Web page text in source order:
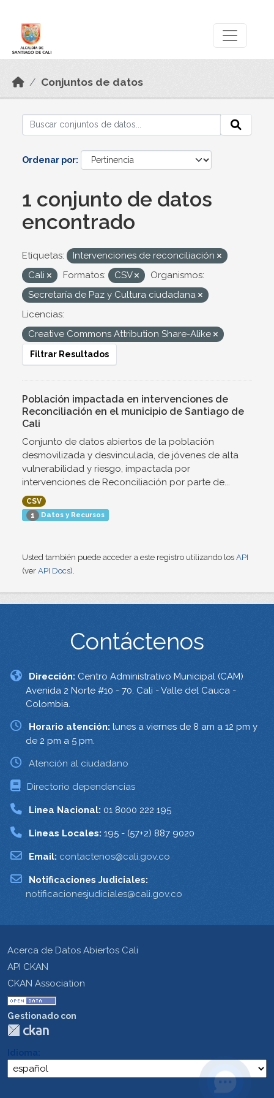
Conjuntos de datos
Ordenar por
1 conjunto de datos
encontrado
Etiquetas:
Intervenciones de reconciliación
Cali
Formatos: CSV
Organismos:
Secretaría de Paz y Cultura ciudadana
Licencias:
Creative Commons Attribution Share-Alike
Filtrar Resultados
Población impactada en intervenciones de
Reconciliación en el municipio de Santiago de
Cali
Conjunto de datos abiertos de la población
desmovilizada y desvinculada, de jóvenes de alta
vulnerabilidad y riesgo, impactada por
intervenciones de Reconciliación por parte de...
CSV
1 Datos y Recursos
Usted también puede acceder a este registro utilizando los API
(ver API Docs).
Contáctenos
Dirección: Centro Administrativo Municipal (CAM)
Avenida 2 Norte #10 - 70. Cali - Valle del Cauca -
Colombia.
Horario atención: lunes a viernes de 8 am a 12 pm y
de 2 pm a 5 pm.
Atención al ciudadano
Directorio dependencias
Linea Nacional: 01 8000 222 195
Lineas Locales: 195 - (57+2) 887 9020
Email: contactenos@cali.gov.co
Notificaciones Judiciales:
notificacionesjudiciales@cali.gov.co
Acerca de Datos Abiertos Cali
API CKAN
CKAN Association
Gestionado con